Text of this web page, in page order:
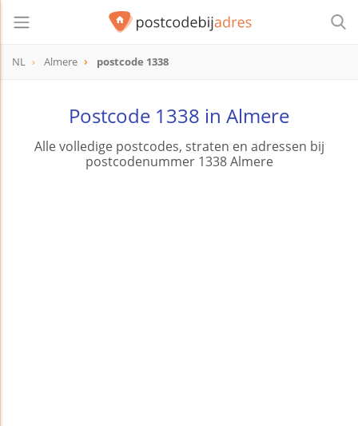
NL Almere postcode 1338
Postcode 1338 in Almere
Alle volledige postcodes, straten en adressen bij
postcodenummer 1338 Almere